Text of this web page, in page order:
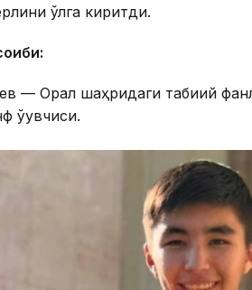
қўлга киритди.
— Орал шаҳридаги табиий
ўқувчиси.